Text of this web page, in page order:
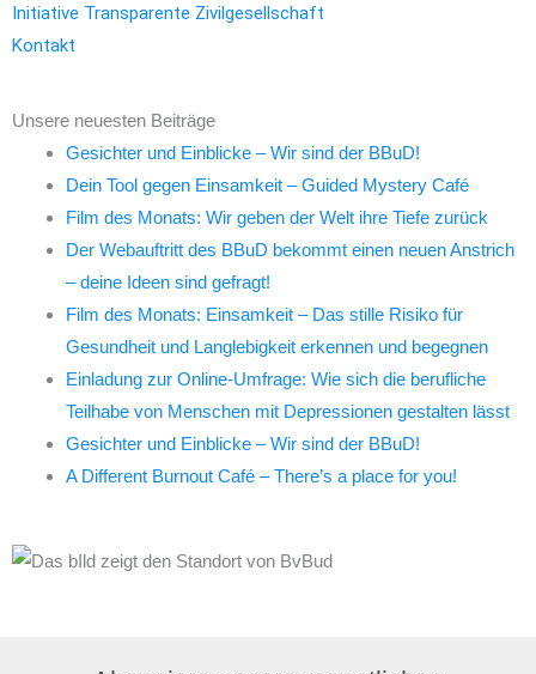
Initiative Transparente Zivilgesellschaft
Kontakt
Unsere neuesten Beiträge
Gesichter und Einblicke – Wir sind der BBuD!
Dein Tool gegen Einsamkeit – Guided Mystery Café
Film des Monats: Wir geben der Welt ihre Tiefe zurück
Der Webauftritt des BBuD bekommt einen neuen Anstrich
– deine Ideen sind gefragt!
Film des Monats: Einsamkeit – Das stille Risiko für
Gesundheit und Langlebigkeit erkennen und begegnen
Einladung zur Online-Umfrage: Wie sich die berufliche
Teilhabe von Menschen mit Depressionen gestalten lässt
Gesichter und Einblicke – Wir sind der BBuD!
A Different Burnout Café – There’s a place for you!